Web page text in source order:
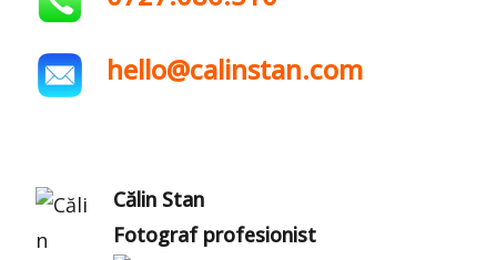
hello@calinstan.com
Călin Stan
Fotograf profesionist